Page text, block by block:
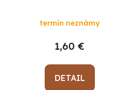
termín neznámy
1,60 €
DETAIL